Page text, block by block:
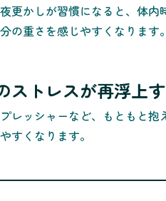
更かしが習慣になると、体
の重さを感じやすくなります。
ストレスが再浮上
レッシャーなど、もともと
すくなります。